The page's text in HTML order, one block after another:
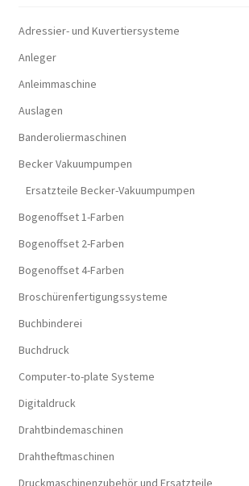
Adressier- und Kuvertiersysteme
Anleger
Anleimmaschine
Auslagen
Banderoliermaschinen
Becker Vakuumpumpen
Ersatzteile Becker-Vakuumpumpen
Bogenoffset 1-Farben
Bogenoffset 2-Farben
Bogenoffset 4-Farben
Broschürenfertigungssysteme
Buchbinderei
Buchdruck
Computer-to-plate Systeme
Digitaldruck
Drahtbindemaschinen
Drahtheftmaschinen
Druckmaschinenzubehör und Ersatzteile